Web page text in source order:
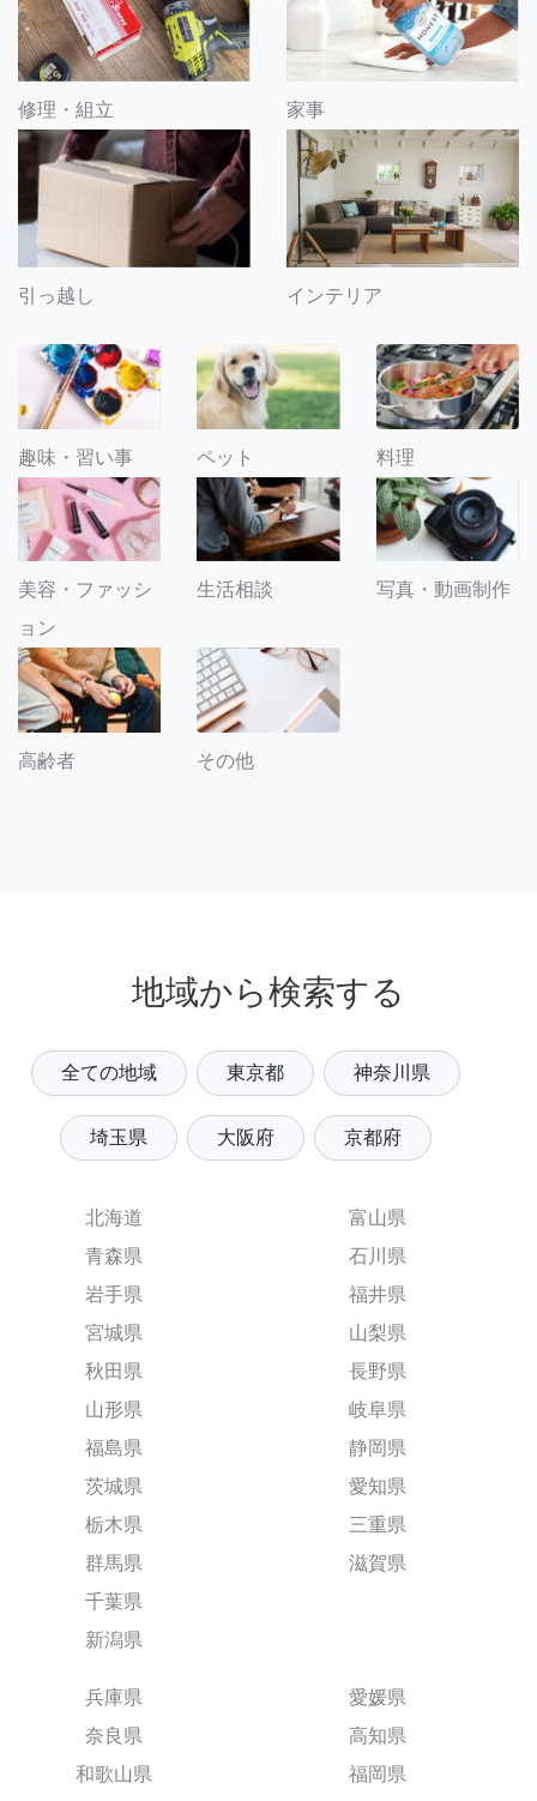
修理・組立 家事
引っ越し インテリア
趣味・習い事 ペット 料理
美容・ファッシ
ョン
生活相談 写真・動画制作
高齢者 その他
地域から検索する
全ての地域 東京都 神奈川県
埼玉県 大阪府 京都府
北海道
青森県
岩手県
宮城県
秋田県
山形県
福島県
茨城県
栃木県
群馬県
千葉県
新潟県
富山県
石川県
福井県
山梨県
長野県
岐阜県
静岡県
愛知県
三重県
滋賀県
兵庫県
奈良県
和歌山県
愛媛県
高知県
福岡県